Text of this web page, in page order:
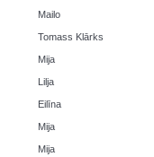
Mailo
Tomass Klārks
Mija
Lilja
Eilīna
Mija
Mija